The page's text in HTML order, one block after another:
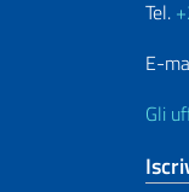
Tel.
E-
Gli